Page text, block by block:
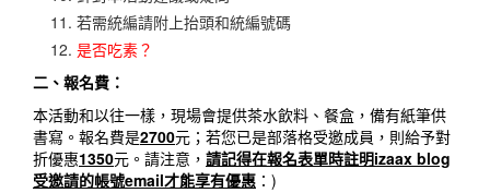
若需統編請附上抬頭和統編號碼
是否吃素？
二、報名費：
本活動和以往一樣，現場會提供茶水飲料、餐盒，備有紙筆供
書寫。報名費是2700元；若您已是部落格受邀成員，則給予對
折優惠1350元。請注意， 請記得在報名表單時註明izaax blog
受邀請的帳號email才能享有優惠 ：)